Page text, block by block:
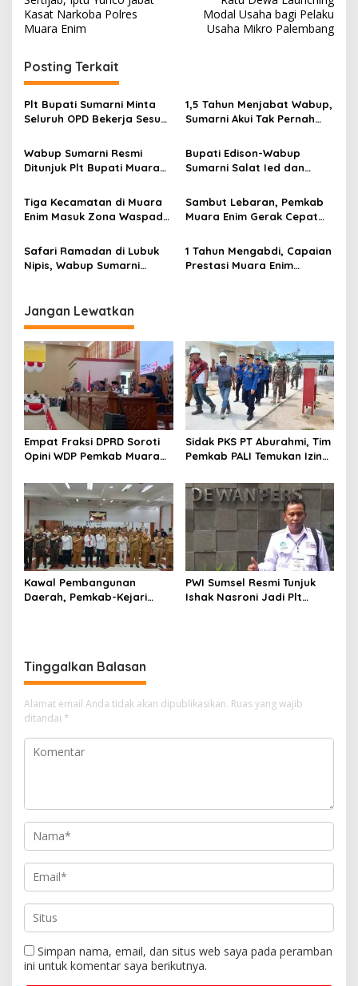
a
v
i
g
a
s
i
p
s
Kasat Narkoba Polres
Muara Enim
Modal Usaha bagi Pelaku
Usaha Mikro Palembang
Posting Terkait
Plt Bupati Sumarni Minta
Seluruh OPD Bekerja Sesuai
1,5 Tahun Menjabat Wabup,
Sumarni Akui Tak Pernah
Wabup Sumarni Resmi
Ditunjuk Plt Bupati Muara
Bupati Edison-Wabup
Sumarni Salat Ied dan
di Masjid Agung
Tiga Kecamatan di Muara
Enim Masuk Zona Waspada
Sambut Lebaran, Pemkab
Muara Enim Gerak Cepat
Pokok
Safari Ramadan di Lubuk
Nipis, Wabup Sumarni
1 Tahun Mengabdi, Capaian
Prestasi Muara Enim
Jangan Lewatkan
Empat Fraksi DPRD Soroti
Opini WDP Pemkab Muara
Kelola Keuangan
Sidak PKS PT Aburahmi, Tim
Pemkab PALI Temukan Izin
Kawal Pembangunan
Daerah, Pemkab-Kejari
PWI Sumsel Resmi Tunjuk
Ishak Nasroni Jadi Plt
Tinggalkan Balasan
Alamat email Anda tidak akan dipublikasikan. Ruas yang wajib
ditandai *
Simpan nama, email, dan situs web saya pada peramban
ini untuk komentar saya berikutnya.